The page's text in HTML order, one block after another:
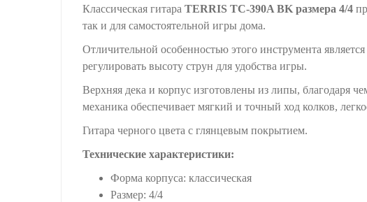
Классическая гитара TERRIS TC-390A BK размера 4/4
так и для самостоятельной игры дома.
Отличительной особенностью этого инструмента
регулировать высоту струн для удобства игры.
Верхняя дека и корпус изготовлены из липы, благодаря
механика обеспечивает мягкий и точный ход колков,
Гитара черного цвета с глянцевым покрытием.
Технические характеристики:
Форма корпуса: классическая
Размер: 4/4